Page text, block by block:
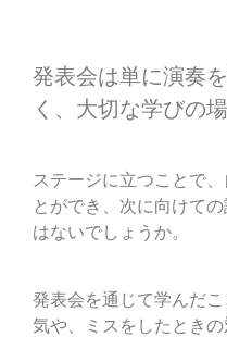
発表会は単に演奏
く、大切な学びの
ステージに立つことで
とができ、次に向けて
はないでしょうか。
発表会を通じて学んだ
気や、ミスをしたときの